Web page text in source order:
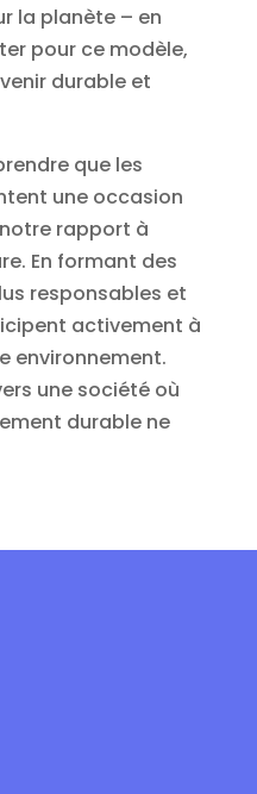
la planète – en
pour ce modèle,
durable et
que les
une occasion
rapport à
En formant des
responsables et
activement à
environnement.
une société où
durable ne